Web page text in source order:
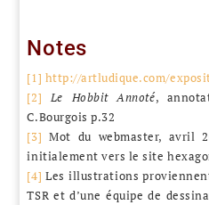
Notes
[1] http://artludique.com/
[2]
Le Hobbit Annoté,
C.Bourgois p.32
[3] Mot du webmaster, avril
initialement vers le site
[4] Les illustrations
TSR et d’une équipe de